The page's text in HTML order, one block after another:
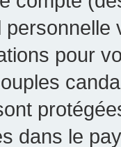
pour
dans le